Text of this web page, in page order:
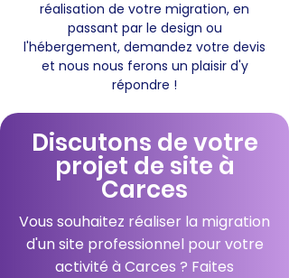
réalisation de votre migration, en
passant par le design ou
l'hébergement, demandez votre devis
et nous nous ferons un plaisir d'y
répondre !
Discutons de votre
projet de site à
Carces
Vous souhaitez réaliser la migration
d'un site professionnel pour votre
activité à Carces ? Faites